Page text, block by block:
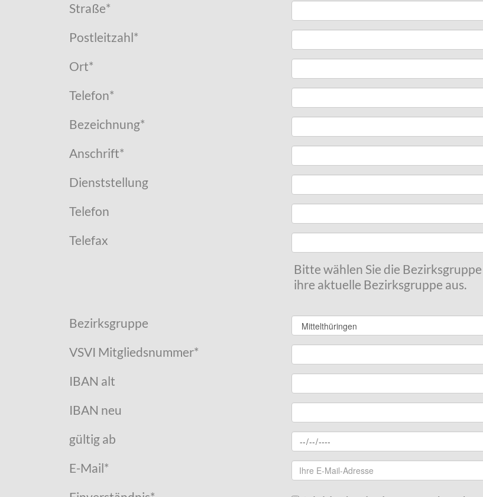
Straße*
Postleitzahl*
Ort*
Telefon*
Bezeichnung*
Anschrift*
Dienststellung
Telefon
Telefax
Bitte wählen Sie die
ihre aktuelle Bezirksgruppe aus.
Bezirksgruppe
VSVI Mitgliedsnummer*
IBAN alt
IBAN neu
gültig ab
E-Mail*